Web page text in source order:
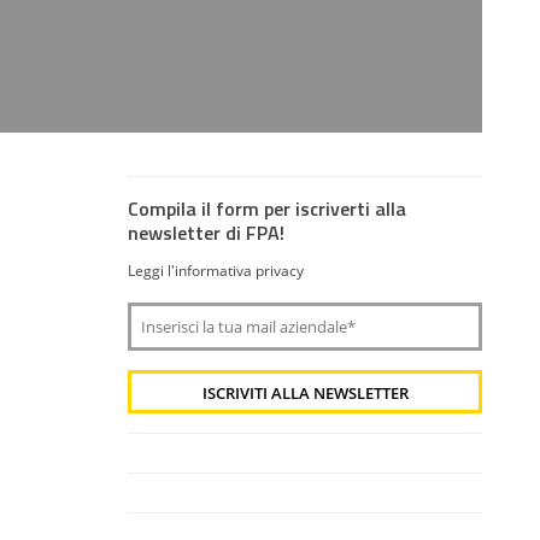
Compila il form per iscriverti alla
newsletter di FPA!
Leggi l'informativa privacy